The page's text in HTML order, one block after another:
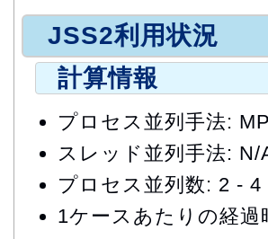
JSS2利用状況
計算情報
プロセス並列手法:
スレッド並列手法: N/
プロセス並列数: 2 - 4
1ケースあたりの経過